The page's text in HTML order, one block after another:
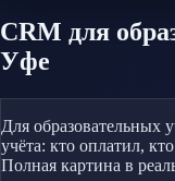
CRM для
Уфе
Для образовательных
учёта: кто оплатил,
Полная картина в